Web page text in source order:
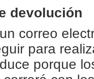
devolución
correo
para
porque